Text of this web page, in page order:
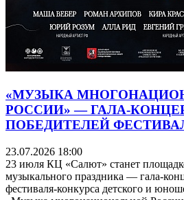
«МУЗЫКА
РОССИИ» — ГАЛА-
ПОБЕДИТЕЛЕЙ
23.07.2026 18:00
23 июля КЦ «Салют» станет
музыкального праздника — гала-
фестиваля-конкурса детского и